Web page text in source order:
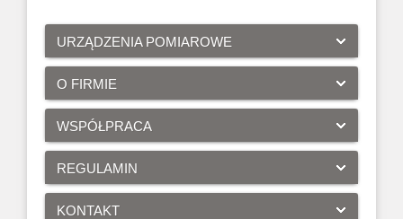
URZĄDZENIA POMIAROWE
O FIRMIE
WSPÓŁPRACA
REGULAMIN
KONTAKT